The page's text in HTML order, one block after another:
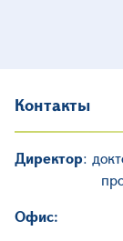
Контакты
Директор:
Офис։